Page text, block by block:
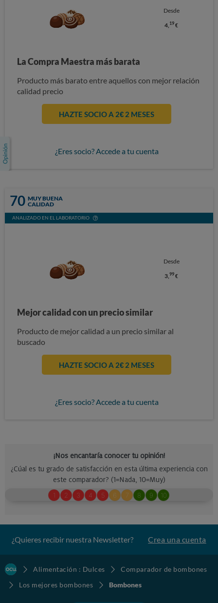
Desde
4, 19 €
La Compra Maestra más barata
Producto más barato entre aquellos con mejor relación
calidad precio
HAZTE SOCIO A 2€ 2 MESES
¿Eres socio? Accede a tu cuenta
70 MUY BUENA
CALIDAD
ANALIZADO EN EL LABORATORIO
Desde
3,99 €
Mejor calidad con un precio similar
Producto de mejor calidad a un precio similar al
buscado
HAZTE SOCIO A 2€ 2 MESES
¿Eres socio? Accede a tu cuenta
¿Quieres recibir nuestra Newsletter? Crea una cuenta
Alimentación : Dulces
Comparador de bombones
Los mejores bombones
Bombones